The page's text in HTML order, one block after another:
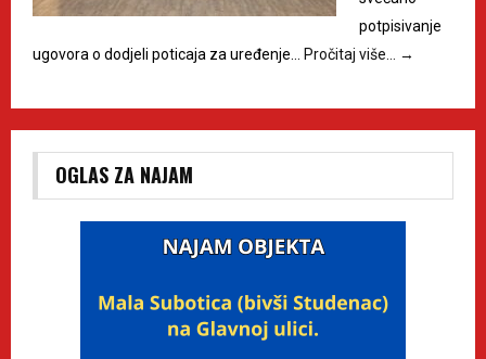
potpisivanje
ugovora o dodjeli poticaja za uređenje…
Pročitaj više… →
OGLAS ZA NAJAM